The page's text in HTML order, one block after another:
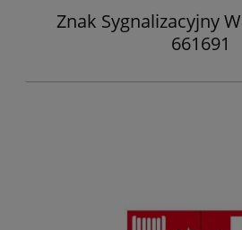
Znak Sygnalizacyjny
661691